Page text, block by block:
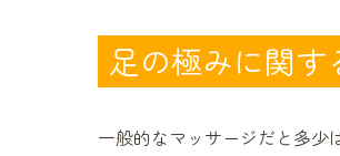
足の極みに関す
一般的なマッサージだと多少